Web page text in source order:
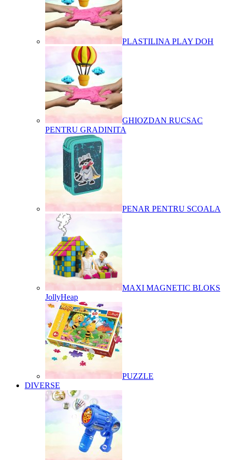
PLASTILINA PLAY DOH
GHIOZDAN RUCSAC
PENTRU GRADINITA
PENAR PENTRU SCOALA
MAXI MAGNETIC BLOKS
JollyHeap
PUZZLE
DIVERSE